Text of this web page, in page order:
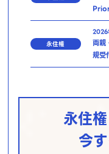
永住権
2026
両親
規受
永住
今